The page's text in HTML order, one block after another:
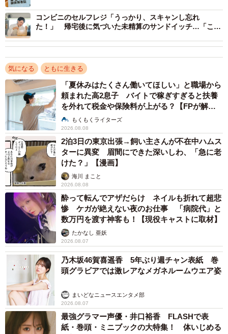
コンビニのセルフレジ「うっかり、スキャンし忘れ
た！」 帰宅後に気づいた未精算のサンドイッチ…「これ
気になる ともに生きる
「夏休みはたくさん働いてほしい」と職場から
頼まれた高2息子 バイトで稼ぎすぎると扶養
を外れて税金や保険料が上がる？【FPが解
説】もくもくライターズ
2026.08.08
2泊3日の東京出張→飼い主さんが不在中ハムス
ターに異変 眉間にできた深いしわ、「急に老
けた？」【漫画】
海川 まこと
2026.08.08
酔って転んでアザだらけ ネイルも折れて超悲
惨 ケガが絶えない夜のお仕事 「病院代」と
数万円を渡す神客も！【現役キャストに取材】
たかなし 亜妖
2026.08.07
乃木坂46賀喜遥香 5年ぶり週チャン表紙 巻
頭グラビアでは激レアなメガネルームウエア姿
まいどなニュースエンタメ部
2026.08.07
最強グラマー声優・井口裕香 FLASHで表
紙・巻頭・ミニブックの大特集！ 体いじめる